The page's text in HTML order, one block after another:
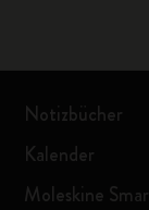
Notizbücher
Kalender
Moleskine